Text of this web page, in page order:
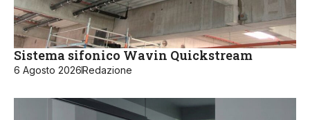
Sistema sifonico Wavin Quickstream
6 Agosto 2026Redazione